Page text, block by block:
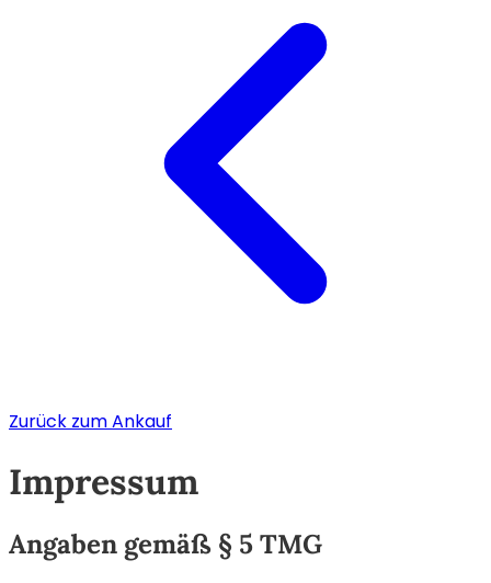
Zurück zum Ankauf
Impressum
Angaben gemäß § 5 TMG